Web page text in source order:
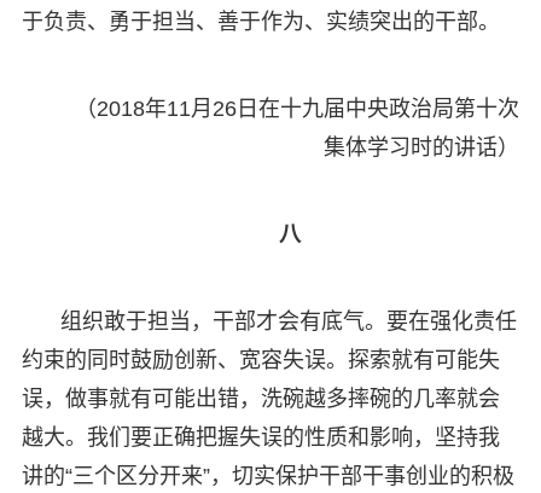
于负责、勇于担当、善于作为、实绩突出的干部。
（2018年11月26日在十九届中央政治局第十次
集体学习时的讲话）
八
组织敢于担当，干部才会有底气。要在强化责任
约束的同时鼓励创新、宽容失误。探索就有可能失
误，做事就有可能出错，洗碗越多摔碗的几率就会
越大。我们要正确把握失误的性质和影响，坚持我
讲的“三个区分开来”，切实保护干部干事创业的积极